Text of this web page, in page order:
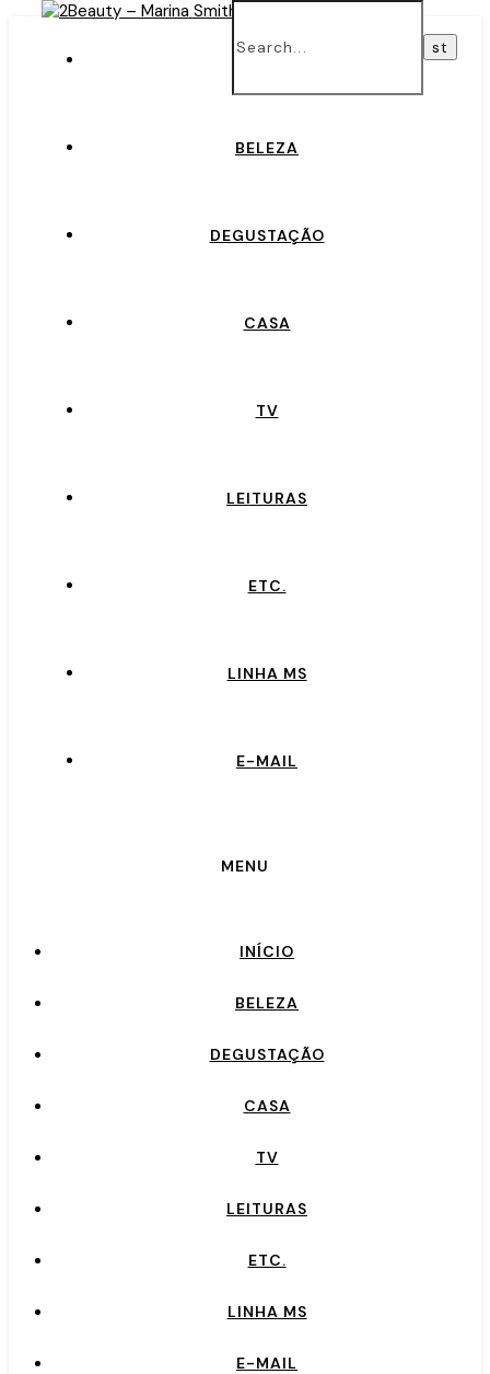
BELEZA
DEGUSTAÇÃO
CASA
TV
LEITURAS
ETC.
LINHA MS
E-MAIL
MENU
INÍCIO
BELEZA
DEGUSTAÇÃO
CASA
TV
LEITURAS
ETC.
LINHA MS
E-MAIL